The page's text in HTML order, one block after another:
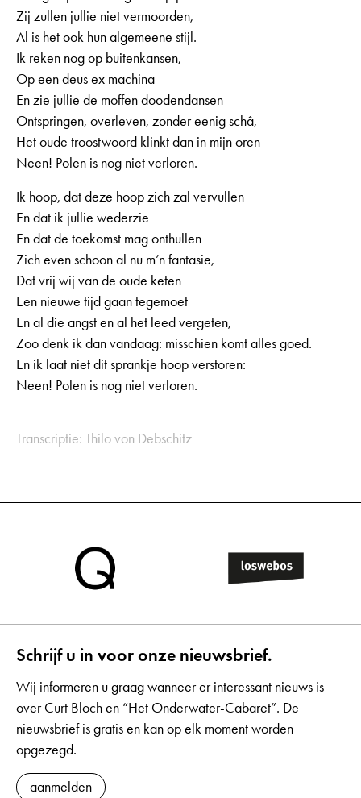
Zij zullen jullie niet vermoorden,
Al is het ook hun algemeene stijl.
Ik reken nog op buitenkansen,
Op een deus ex machina
En zie jullie de moffen doodendansen
Ontspringen, overleven, zonder eenig schâ,
Het oude troostwoord klinkt dan in mijn oren
Neen! Polen is nog niet verloren.
Ik hoop, dat deze hoop zich zal vervullen
En dat ik jullie wederzie
En dat de toekomst mag onthullen
Zich even schoon al nu m’n fantasie,
Dat vrij wij van de oude keten
Een nieuwe tijd gaan tegemoet
En al die angst en al het leed vergeten,
Zoo denk ik dan vandaag: misschien komt alles goed.
En ik laat niet dit sprankje hoop verstoren:
Neen! Polen is nog niet verloren.
Transcriptie: Thilo von Debschitz
Schrijf u in voor onze nieuwsbrief.
Wij informeren u graag wanneer er interessant nieuws is
over Curt Bloch en “Het Onderwater-Cabaret”. De
nieuwsbrief is gratis en kan op elk moment worden
opgezegd.
aanmelden